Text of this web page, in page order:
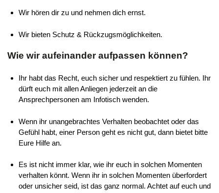
Wir hören dir zu und nehmen dich ernst.
Wir bieten Schutz & Rückzugsmöglichkeiten.
Wie wir aufeinander aufpassen können?
Ihr habt das Recht, euch sicher und respektiert zu fühlen. Ihr
dürft euch mit allen Anliegen jederzeit an die
Ansprechpersonen am Infotisch wenden.
Wenn ihr unangebrachtes Verhalten beobachtet oder das
Gefühl habt, einer Person geht es nicht gut, dann bietet bitte
Eure Hilfe an.
Es ist nicht immer klar, wie ihr euch in solchen Momenten
verhalten könnt. Wenn ihr in solchen Momenten überfordert
oder unsicher seid, ist das ganz normal. Achtet auf euch und